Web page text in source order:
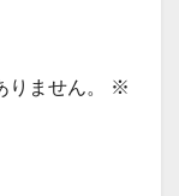
ません。
※